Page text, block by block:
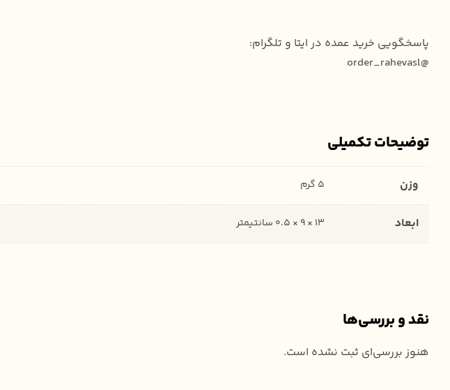
پاسخگویی خرید عمده در ایتا و تلگرام:
@order_rahevasl
توضیحات تکمیلی
وزن 5 گرم
ابعاد 13 × 9 × 0.5 سانتیمتر
نقد و بررسی‌ها
هنوز بررسی‌ای ثبت نشده است.